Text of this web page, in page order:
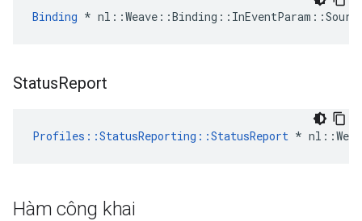
Binding *
StatusReport
Profiles::StatusReporting::StatusReport *
Hàm công khai